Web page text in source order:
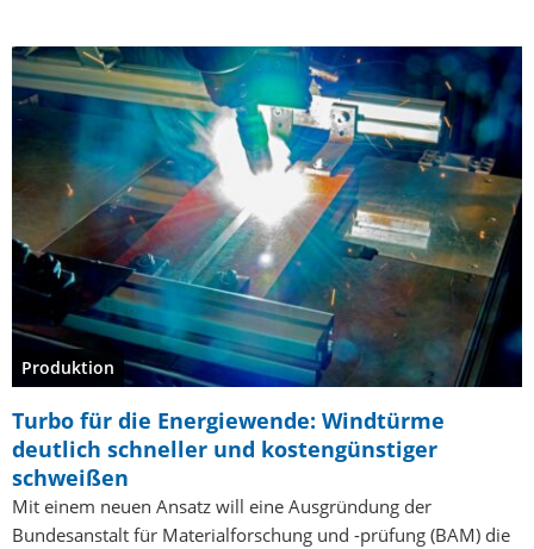
Produktion
Turbo für die Energiewende: Windtürme
deutlich schneller und kostengünstiger
schweißen
Mit einem neuen Ansatz will eine Ausgründung der
Bundesanstalt für Materialforschung und -prüfung (BAM) die